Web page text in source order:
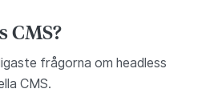
CMS?
frågorna om headless
CMS.